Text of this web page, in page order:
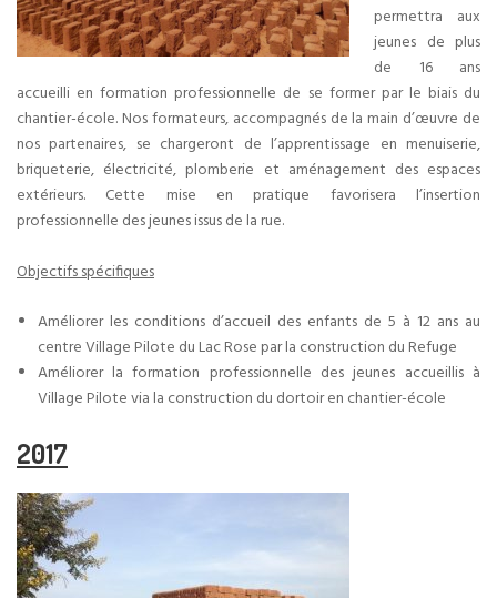
permettra aux
jeunes de plus
de 16 ans
accueilli en formation professionnelle de se former par le biais du
chantier-école. Nos formateurs, accompagnés de la main d’œuvre de
nos partenaires, se chargeront de l’apprentissage en menuiserie,
briqueterie, électricité, plomberie et aménagement des espaces
extérieurs. Cette mise en pratique favorisera l’insertion
professionnelle des jeunes issus de la rue.
Objectifs spécifiques
Améliorer les conditions d’accueil des enfants de 5 à 12 ans au
centre Village Pilote du Lac Rose par la construction du Refuge
Améliorer la formation professionnelle des jeunes accueillis à
Village Pilote via la construction du dortoir en chantier-école
2017